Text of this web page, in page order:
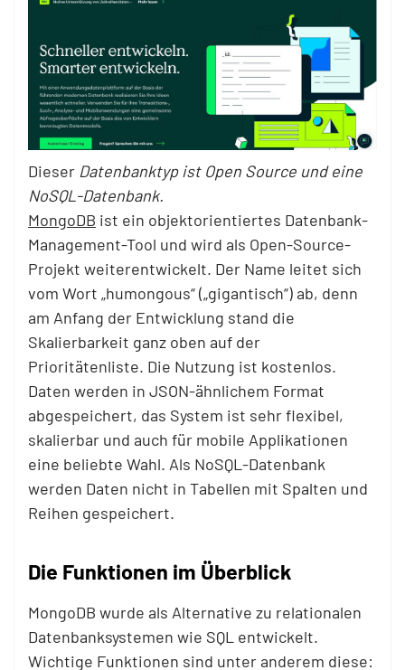
Dieser Datenbanktyp ist Open Source und eine
NoSQL-Datenbank.
MongoDB ist ein objektorientiertes Datenbank-
Management-Tool und wird als Open-Source-
Projekt weiterentwickelt. Der Name leitet sich
vom Wort „humongous“ („gigantisch“) ab, denn
am Anfang der Entwicklung stand die
Skalierbarkeit ganz oben auf der
Prioritätenliste. Die Nutzung ist kostenlos.
Daten werden in JSON-ähnlichem Format
abgespeichert, das System ist sehr flexibel,
skalierbar und auch für mobile Applikationen
eine beliebte Wahl. Als NoSQL-Datenbank
werden Daten nicht in Tabellen mit Spalten und
Reihen gespeichert.
Die Funktionen im Überblick
MongoDB wurde als Alternative zu relationalen
Datenbanksystemen wie SQL entwickelt.
Wichtige Funktionen sind unter anderem diese: